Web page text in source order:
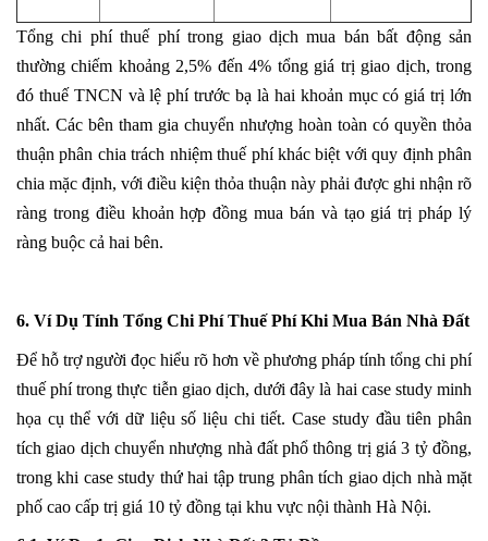
Tổng chi phí thuế phí trong giao dịch mua bán bất động sản
thường chiếm khoảng 2,5% đến 4% tổng giá trị giao dịch, trong
đó thuế TNCN và lệ phí trước bạ là hai khoản mục có giá trị lớn
nhất. Các bên tham gia chuyển nhượng hoàn toàn có quyền thỏa
thuận phân chia trách nhiệm thuế phí khác biệt với quy định phân
chia mặc định, với điều kiện thỏa thuận này phải được ghi nhận rõ
ràng trong điều khoản hợp đồng mua bán và tạo giá trị pháp lý
ràng buộc cả hai bên.
6. Ví Dụ Tính Tổng Chi Phí Thuế Phí Khi Mua Bán Nhà Đất
Để hỗ trợ người đọc hiểu rõ hơn về phương pháp tính tổng chi phí
thuế phí trong thực tiễn giao dịch, dưới đây là hai case study minh
họa cụ thể với dữ liệu số liệu chi tiết. Case study đầu tiên phân
tích giao dịch chuyển nhượng nhà đất phổ thông trị giá 3 tỷ đồng,
trong khi case study thứ hai tập trung phân tích giao dịch nhà mặt
phố cao cấp trị giá 10 tỷ đồng tại khu vực nội thành Hà Nội.